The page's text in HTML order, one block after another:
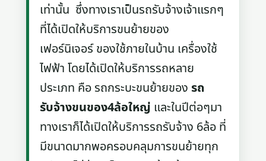
เท่านั้น ซึ่งทางเราเป็นรถรับจ้างเจ้าแรกๆ
ที่ได้เปิดให้บริการขนย้ายของ
เฟอร์นิเจอร์ ของใช้ภายในบ้าน เครื่องใช้
ไฟฟ้า โดยได้เปิดให้บริการรถหลาย
ประเภท คือ รถกระบะขนย้ายของรถ
รับจ้างขนของ4ล้อใหญ่ และในปีต่อๆมา
ทางเราก็ได้เปิดให้บริการรถรับจ้าง 6ล้อ ที่
มีขนาดมากพอครอบคลุมการขนย้ายทุก